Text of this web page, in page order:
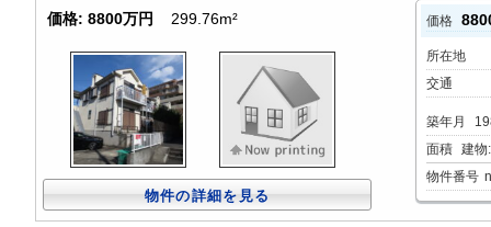
価格: 8800万円 299.76m²
物件の詳細を見る
価格
所在地
交通
築年月
面積 建物
物件番号